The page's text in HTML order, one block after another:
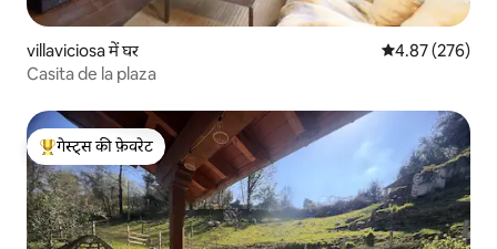
villaviciosa में घर औसत रेटिंग 5 में से
4.87 (276)
Casita de la plaza
गेस्ट्स का टॉप फ़ेवरेट
गेस्ट्स की फ़ेवरेट